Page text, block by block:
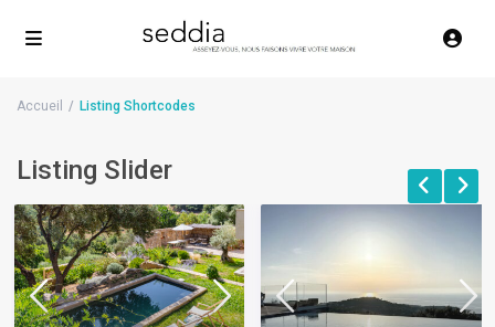
Accueil Listing Shortcodes
Listing Slider